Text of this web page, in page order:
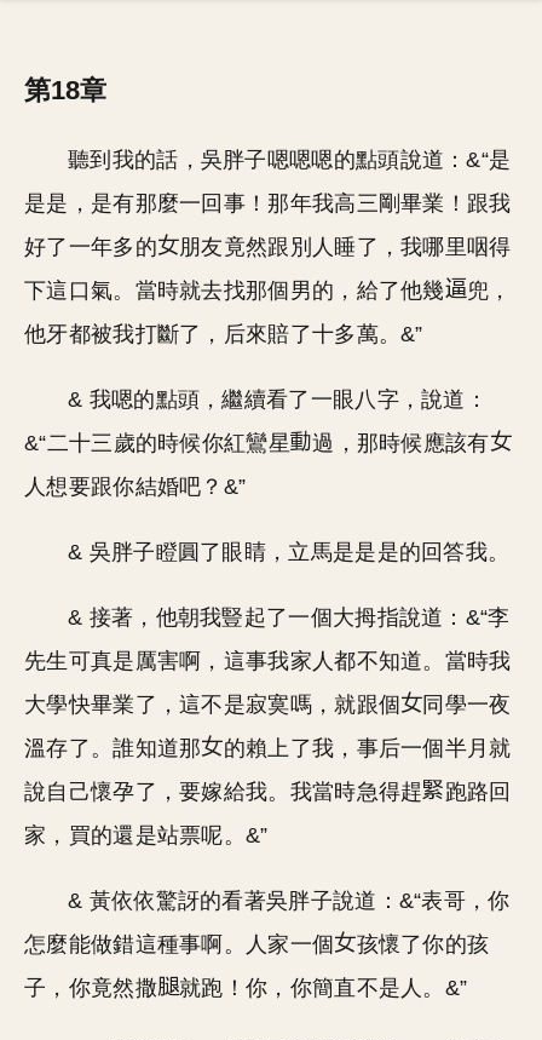
第18章
聽到我的話，吳胖子嗯嗯嗯的點頭說道：&“是
是是，是有那麼一回事！那年我高三剛畢業！跟我
好了一年多的
朋友竟然跟別人睡了，我哪里咽得
下這口氣。當時就去找那個男的，給了他幾
兜，
他牙都被我打斷了，后來賠了十多萬。&”
& 我嗯的點頭，繼續看了一眼八字，說道：
&“二十三歲的時候你紅鸞星
過，那時候應該有
人想要跟你結婚吧？&”
& 吳胖子瞪圓了眼睛，立馬是是是的回答我。
& 接著，他朝我豎起了一個大拇指說道：&“李
先生可真是厲害啊，這事我家人都不知道。當時我
大學快畢業了，這不是寂寞嗎，就跟個
同學一夜
溫存了。誰知道那
的賴上了我，事后一個半月就
說自己懷孕了，要嫁給我。我當時急得趕
跑路回
家，買的還是站票呢。&”
& 黃依依驚訝的看著吳胖子說道：&“表哥，你
怎麼能做錯這種事啊。人家一個
孩懷了你的孩
子，你竟然撒
就跑！你，你簡直不是人。&”